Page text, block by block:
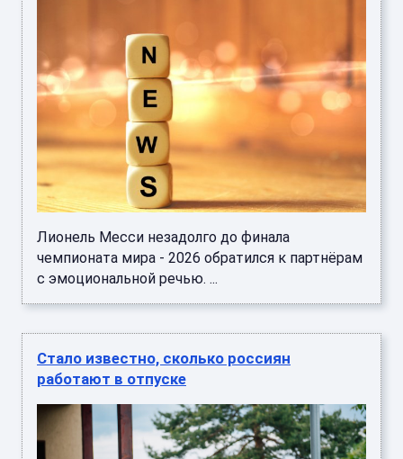
с эмоциональной речью. ...
Стало известно, сколько россиян
работают в отпуске
Большинство (68%) россиян хотя бы раз за
отпуск заглядывают в рабочие чаты или почту,
а каждый третий целенаправленно берет с
собой ноутбук. Об этом ...